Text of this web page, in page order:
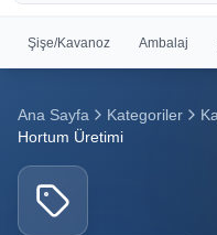
Şişe/Kavanoz Ambalaj
Geldiniz
veya kayıt
olun
Ana Sayfa Kategoriler
Hortum Üretimi